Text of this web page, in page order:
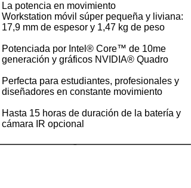
La potencia en movimiento
Workstation móvil súper pequeña y liviana:
17,9 mm de espesor y 1,47 kg de peso
Potenciada por Intel® Core™ de 10me
generación y gráficos NVIDIA® Quadro
Perfecta para estudiantes, profesionales y
diseñadores en constante movimiento
Hasta 15 horas de duración de la batería y
cámara IR opcional